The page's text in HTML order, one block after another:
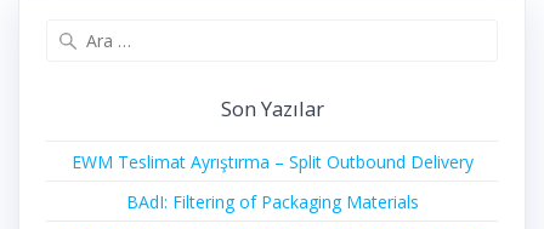
Son Yazılar
EWM Teslimat Ayrıştırma – Split Outbound Delivery
BAdI: Filtering of Packaging Materials